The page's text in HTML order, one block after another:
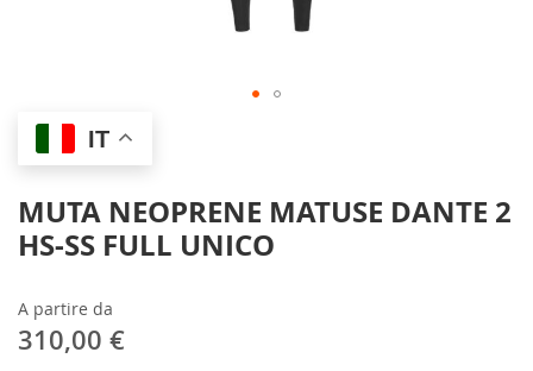
IT
MUTA NEOPRENE MATUSE DANTE 2
HS-SS FULL UNICO
A partire da
310,00 €
Skip
the
of
the